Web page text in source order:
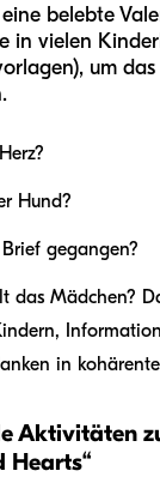
belebte
in vielen
um
Hund?
gegangen?
das Mädchen?
in
Aktivitäten
Hearts“